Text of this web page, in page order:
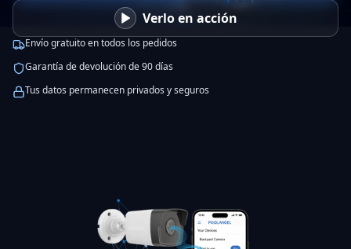
Verlo en acción
Envío gratuito en todos los pedidos
Garantía de devolución de 90 días
Tus datos permanecen privados y seguros